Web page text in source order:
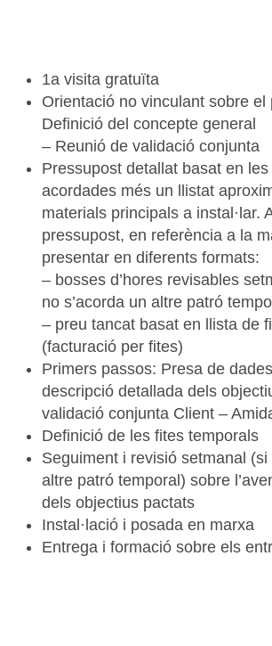
1a visita gratuïta
Orientació no vinculant sobre el
Definició del concepte general
– Reunió de validació conjunta
Pressupost detallat basat en
acordades més un llistat
materials principals a instal·lar.
pressupost, en referència a la
presentar en diferents formats:
– bosses d’hores revisables
no s’acorda un altre patró
– preu tancat basat en llista de
(facturació per fites)
Primers passos: Presa de
descripció detallada dels
validació conjunta Client –
Definició de les fites temporals
Seguiment i revisió setmanal (si
altre patró temporal) sobre
dels objectius pactats
Instal·lació i posada en marxa
Entrega i formació sobre els